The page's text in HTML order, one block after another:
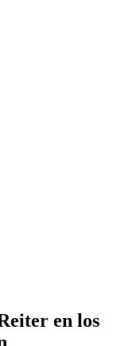
en los